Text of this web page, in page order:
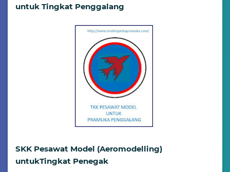
untuk Tingkat Penggalang
SKK Pesawat Model (Aeromodelling)
untukTingkat Penegak